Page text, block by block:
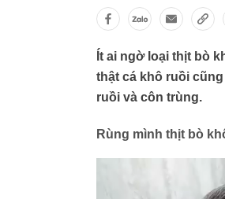
Ít ai ngờ loại thịt bò
thật cá khô ruồi
ruồi và côn trùng.
Rùng mình thịt bò